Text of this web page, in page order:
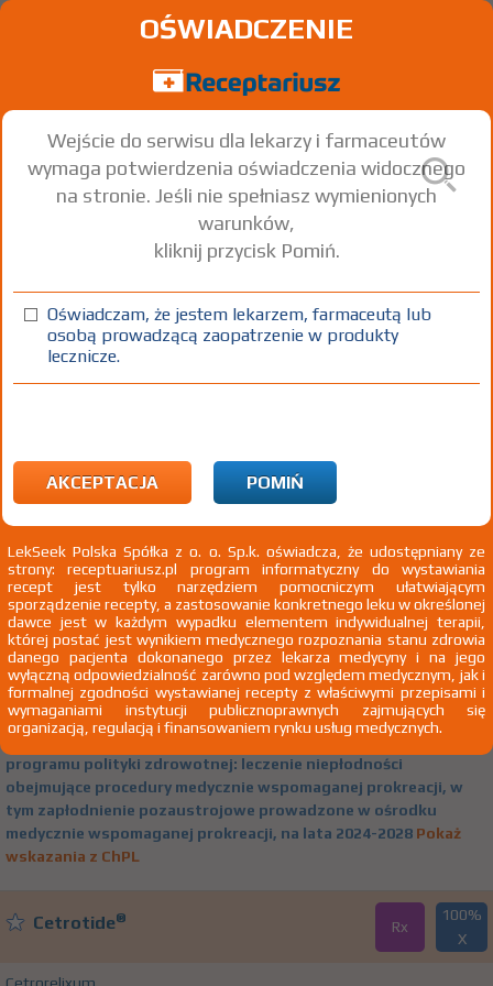
Znaleziono wyników:
Rx
Cetrorelixum
inj. [liof.+ rozp.] 0,25 mg/ml 1 zest. 0,25 mg+ 1 amp.-strzyk. 1
ml rozpuszczalnik+ 2 igly iniekcyjne Iniekcje
Merck
Sp. z o.o.
1)Zapobieganie przedwczesnej owulacji u pacjentek w wieku
poniżej 40 roku życia, poddawanych kontrolowanej
hiperstymulacji jajników w programach wspomaganego
rozrodu – refundacja do 3 cykli
Pacjenci zakwalifikowani do
programu polityki zdrowotnej: leczenie niepłodności
obejmujące procedury medycznie wspomaganej prokreacji, w
tym zapłodnienie pozaustrojowe prowadzone w ośrodku
medycznie wspomaganej prokreacji, na lata 2024-2028 Pokaż
wskazania z ChPL
Cetrotide® Rx
100%
X
OŚWIADCZENIE
Wejście do serwisu dla lekarzy i farmaceutów
wymaga potwierdzenia oświadczenia widocznego
na stronie. Jeśli nie spełniasz wymienionych
warunków,
kliknij przycisk Pomiń.
Oświadczam, że jestem lekarzem, farmaceutą lub
osobą prowadzącą zaopatrzenie w produkty
lecznicze.
AKCEPTACJA POMIŃ
LekSeek Polska Spółka z o. o. Sp.k. oświadcza, że udostępniany ze
strony: receptuariusz.pl program informatyczny do wystawiania
recept jest tylko narzędziem pomocniczym ułatwiającym
sporządzenie recepty, a zastosowanie konkretnego leku w określonej
dawce jest w każdym wypadku elementem indywidualnej terapii,
której postać jest wynikiem medycznego rozpoznania stanu zdrowia
danego pacjenta dokonanego przez lekarza medycyny i na jego
wyłączną odpowiedzialność zarówno pod względem medycznym, jak i
formalnej zgodności wystawianej recepty z właściwymi przepisami i
wymaganiami instytucji publicznoprawnych zajmujących się
organizacją, regulacją i finansowaniem rynku usług medycznych.